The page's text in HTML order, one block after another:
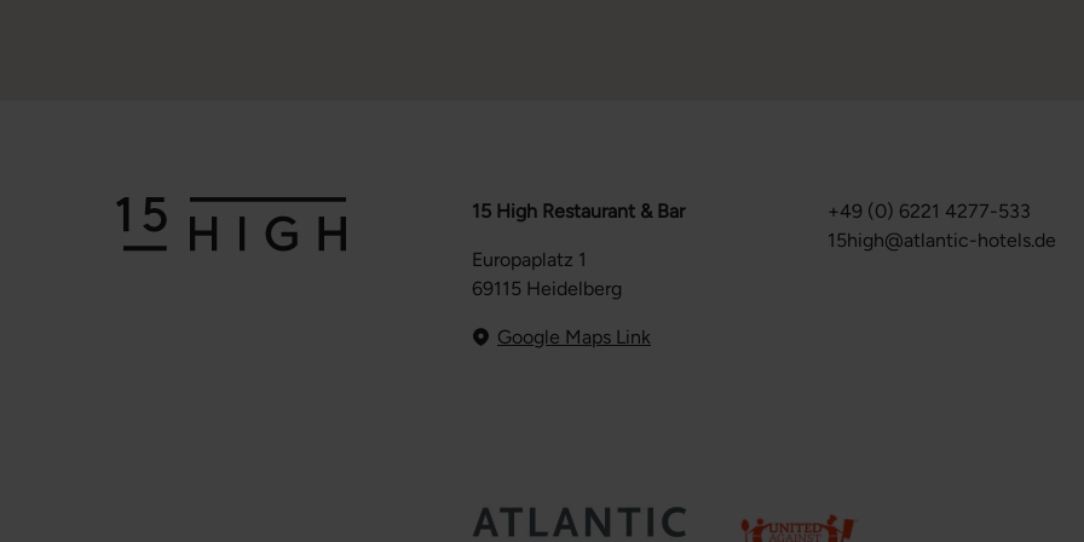
15 High Restaurant & Bar
Europaplatz 1
69115 Heidelberg
Google Maps Link
+49 (0) 6221 4277-533
15high@atlantic-hotels.de